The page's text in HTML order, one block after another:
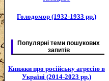
Голодомор (1932-1933 рр.)
Популярні теми пошукових
запитів
Книжки про російську агресію в
Україні (2014-2023 рр.)